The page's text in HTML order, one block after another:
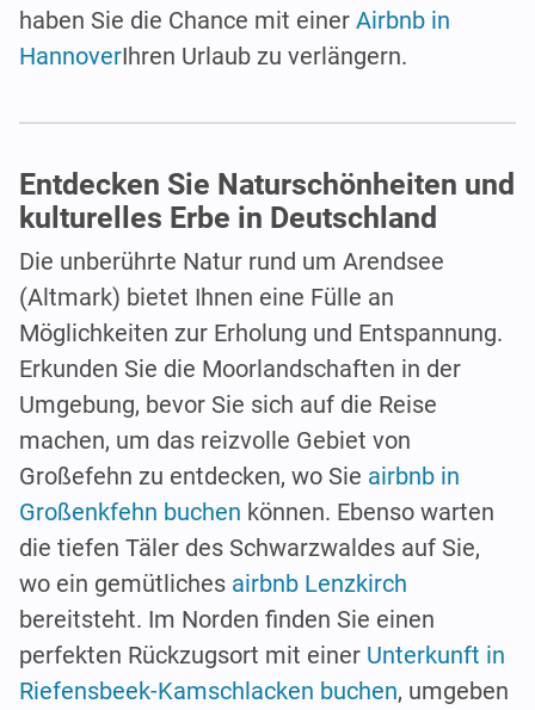
haben Sie die Chance mit einer Airbnb in
HannoverIhren Urlaub zu verlängern.
Entdecken Sie Naturschönheiten und
kulturelles Erbe in Deutschland
Die unberührte Natur rund um Arendsee
(Altmark) bietet Ihnen eine Fülle an
Möglichkeiten zur Erholung und Entspannung.
Erkunden Sie die Moorlandschaften in der
Umgebung, bevor Sie sich auf die Reise
machen, um das reizvolle Gebiet von
Großefehn zu entdecken, wo Sie airbnb in
Großenkfehn buchen können. Ebenso warten
die tiefen Täler des Schwarzwaldes auf Sie,
wo ein gemütliches airbnb Lenzkirch
bereitsteht. Im Norden finden Sie einen
perfekten Rückzugsort mit einer Unterkunft in
Riefensbeek-Kamschlacken buchen, umgeben